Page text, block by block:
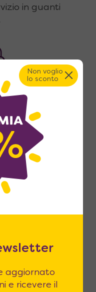
in guanti
fino a 18
di credito,
acconto
saldo pochi
oppure
a 18 rate.
Non voglio
lo sconto
aggiornato
e ricevere il